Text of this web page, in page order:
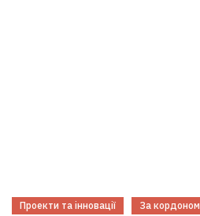
Проекти та інновації За кордоном